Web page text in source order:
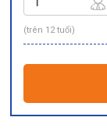
(trên 12 tuổi)